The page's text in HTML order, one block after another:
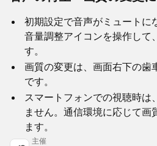
初期設定で音声がミュートに
音量調整アイコンを操作して
す。
画質の変更は、画面右下の歯
です。
スマートフォンでの視聴時は
ません。通信環境に応じて画
ます。
主催